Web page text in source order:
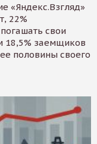
«Яндекс.Взгляд»
22%
свои
18,5% заемщиков
половины своего